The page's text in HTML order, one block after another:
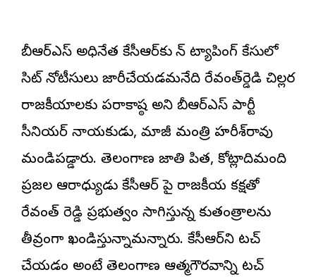
బీఆర్‌ఎస్‌ అధినేత కేసీఆర్‌కు ఫోన్‌ ట్యాపింగ్‌ కేసులో
సిట్‌ నోటీసులు జారీచేయడమనేది రేవంత్‌ర్డెడి చిల్లర
రాజకీయాలకు పరాకాష్ఠ అని బీఆర్‌ఎస్‌ పార్టీ
సీనియర్‌ నాయకుడు, మాజీ మంత్రి హరీశ్‌రావు
మండిప‌డ్డారు. తెలంగాణ జాతి పిత, కోట్లాదిమంది
ప్రజల ఆరాధ్యుడు కేసీఆర్ పై రాజకీయ కక్షతో
రేవంత్ రెడ్డి ప్రభుత్వం సాగిస్తున్న కుతంత్రాలను
తీవ్రంగా ఖండిస్తున్నామ‌న్నారు. కేసీఆర్‌ని టచ్
చేయడం అంటే తెలంగాణ ఆత్మగౌరవాన్ని టచ్